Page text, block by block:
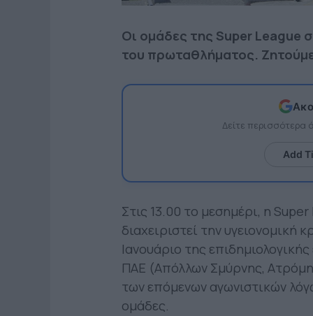
Οι ομάδες της Super League
του πρωταθλήματος.
Δείτε
Add
Στις 13.00 το μεσημέρι, η
διαχειριστεί την
Ιανουάριο της
ΠΑΕ (Απόλλων Σμύρνης,
των επόμενων αγωνιστικών
ομάδες.